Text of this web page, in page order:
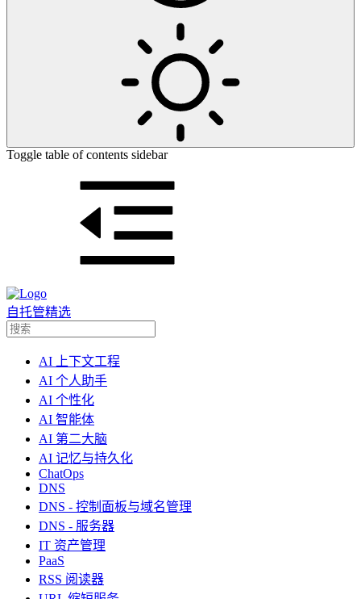
Toggle table of contents sidebar
自托管精选
AI 上下文工程
AI 个人助手
AI 个性化
AI 智能体
AI 第二大脑
AI 记忆与持久化
ChatOps
DNS
DNS - 控制面板与域名管理
DNS - 服务器
IT 资产管理
PaaS
RSS 阅读器